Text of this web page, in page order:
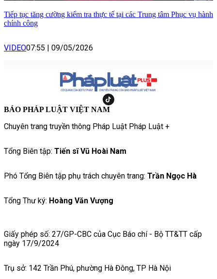
Tiếp tục tăng cường kiểm tra thực tế tại các Trung tâm Phục vụ hành
chính công
VIDEO07:55 09/05/2026
BÁO PHÁP LUẬT VIỆT NAM
Chuyên trang truyền thông Pháp Luật Pháp Luật +
Tổng Biên tập: Tiến sĩ Vũ Hoài Nam
Phó Tổng Biên tập phụ trách chuyên trang: Trần Ngọc Hà
Tổng Thư ký: Hoàng Văn Vượng
Giấy phép số: 27/GP-CBC của Cục Báo chí - Bộ TT&TT cấp
ngày 17/9/2024
Trụ sở: 142 Trần Phú, phường Hà Đông, TP Hà Nội